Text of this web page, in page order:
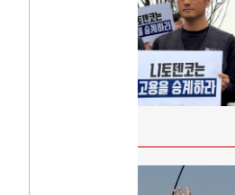
전쟁의 추상화: 우크
EU·우크라이나 드론
나토, 우크라 군사지원
우크라이나, 덴마크,